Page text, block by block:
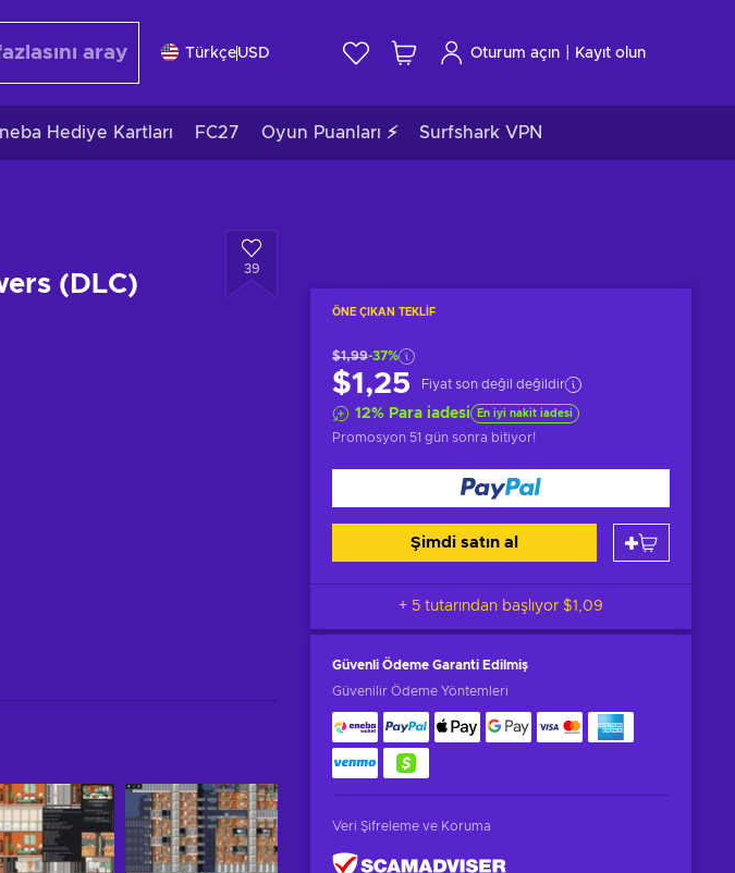
TürkçeUSD Oturum açın Kayıt olun
Hediye Kartları FC27 Oyun Puanları ⚡ Surfshark VPN
(DLC)
39
ÖNE ÇIKAN TEKLIF
$1,99-37%
$1,25 Fiyat son değil değildir
12% Para iadesi En iyi nakit iadesi
Promosyon 51 gün sonra bitiyor!
Şimdi satın al
+ 5 tutarından başlıyor $1,09
Güvenli Ödeme Garanti Edilmiş
Güvenilir Ödeme Yöntemleri
Veri Şifreleme ve Koruma